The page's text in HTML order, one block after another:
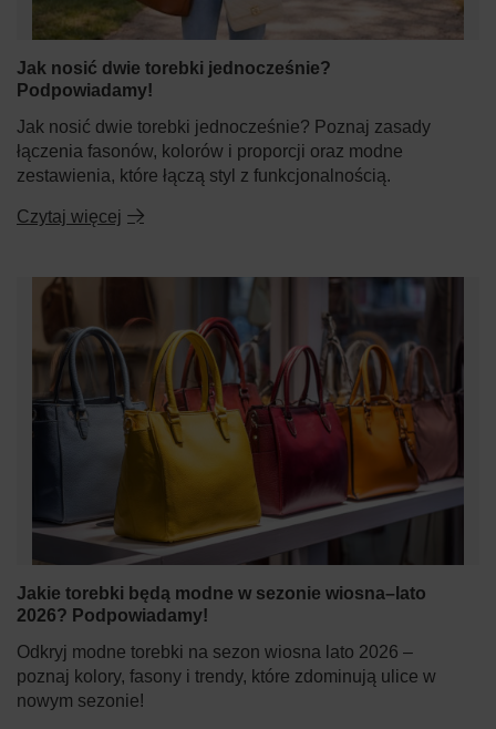
Jak nosić dwie torebki jednocześnie?
Podpowiadamy!
Jak nosić dwie torebki jednocześnie? Poznaj zasady
łączenia fasonów, kolorów i proporcji oraz modne
zestawienia, które łączą styl z funkcjonalnością.
Czytaj więcej
Jakie torebki będą modne w sezonie wiosna–lato
2026? Podpowiadamy!
Odkryj modne torebki na sezon wiosna lato 2026 –
poznaj kolory, fasony i trendy, które zdominują ulice w
nowym sezonie!